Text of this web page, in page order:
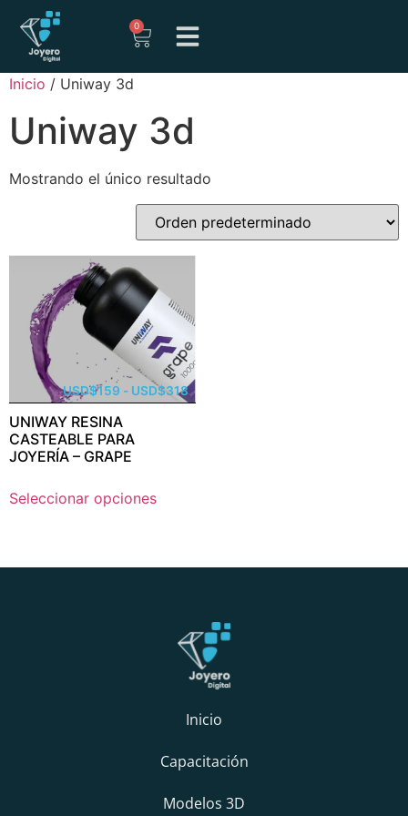
0
Inicio / Uniway 3d
Uniway 3d
Mostrando el único resultado
USD$159 - USD$318
UNIWAY RESINA
CASTEABLE PARA
JOYERÍA – GRAPE
Seleccionar opciones
Inicio
Capacitación
Modelos 3D